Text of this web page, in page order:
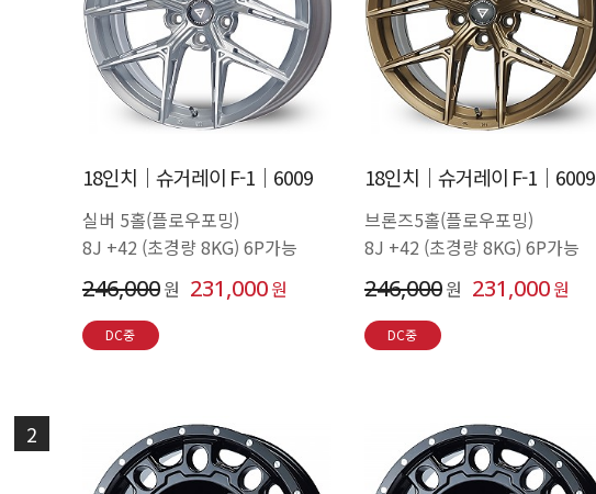
18인치│슈거레이 F-1│6009
실버 5홀(플로우포밍)
8J +42 (초경량 8KG) 6P가능
246,000원 231,000원
DC중
18인치│슈거레이 F-1│6009
브론즈5홀(플로우포밍)
8J +42 (초경량 8KG) 6P가능
246,000원 231,000원
DC중
2